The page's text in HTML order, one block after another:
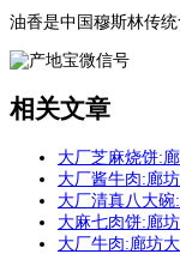
油香是中国穆斯林传统
相关文章
大厂芝麻烧饼:
大厂酱牛肉:廊
大厂清真八大
大麻七肉饼:廊
大厂牛肉:廊坊